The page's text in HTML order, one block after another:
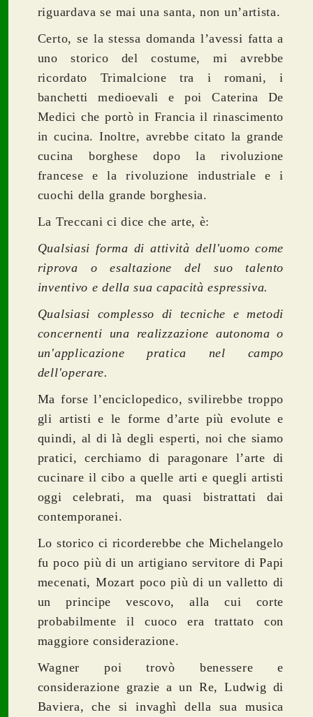
riguardava se mai una santa, non un’artista.
Certo, se la stessa domanda l’avessi fatta a
uno storico del costume, mi avrebbe
ricordato Trimalcione tra i romani, i
banchetti medioevali e poi Caterina De
Medici che portò in Francia il rinascimento
in cucina. Inoltre, avrebbe citato la grande
cucina borghese dopo la rivoluzione
francese e la rivoluzione industriale e i
cuochi della grande borghesia.
La Treccani ci dice che arte, è:
Qualsiasi forma di attività dell'uomo come
riprova o esaltazione del suo talento
inventivo e della sua capacità espressiva.
Qualsiasi complesso di tecniche e metodi
concernenti una realizzazione autonoma o
un'applicazione pratica nel campo
dell'operare.
Ma forse l’enciclopedico, svilirebbe troppo
gli artisti e le forme d’arte più evolute e
quindi, al di là degli esperti, noi che siamo
pratici, cerchiamo di paragonare l’arte di
cucinare il cibo a quelle arti e quegli artisti
oggi celebrati, ma quasi bistrattati dai
contemporanei.
Lo storico ci ricorderebbe che Michelangelo
fu poco più di un artigiano servitore di Papi
mecenati, Mozart poco più di un valletto di
un principe vescovo, alla cui corte
probabilmente il cuoco era trattato con
maggiore considerazione.
Wagner poi trovò benessere e
considerazione grazie a un Re, Ludwig di
Baviera, che si invaghì della sua musica